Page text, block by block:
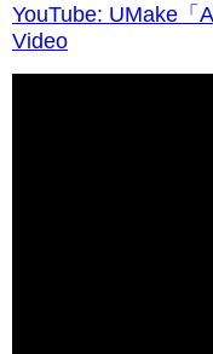
YouTube: UMake「
Video